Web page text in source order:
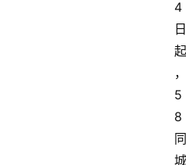
4
日
起
，
5
8
同
城